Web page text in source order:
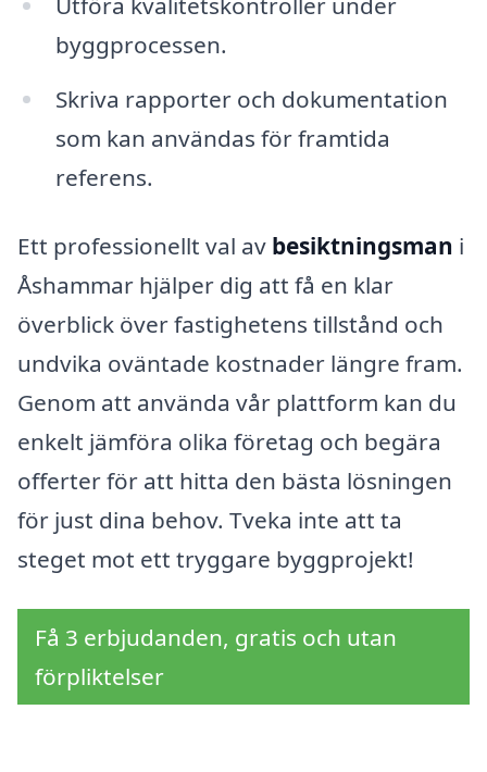
byggprocessen.
Skriva rapporter och dokumentation
som kan användas för framtida
referens.
Ett professionellt val av besiktningsman i
Åshammar hjälper dig att få en klar
överblick över fastighetens tillstånd och
undvika oväntade kostnader längre fram.
Genom att använda vår plattform kan du
enkelt jämföra olika företag och begära
offerter för att hitta den bästa lösningen
för just dina behov. Tveka inte att ta
steget mot ett tryggare byggprojekt!
Få 3 erbjudanden, gratis och utan
förpliktelser